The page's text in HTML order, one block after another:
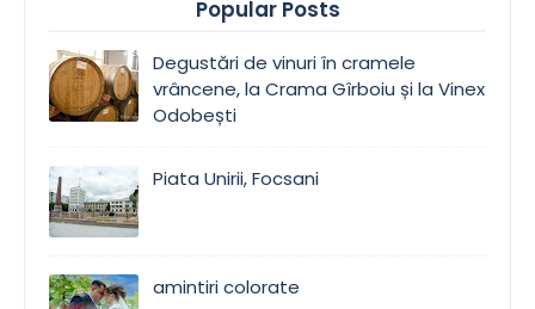
Popular Posts
Degustări de vinuri în cramele
vrâncene, la Crama Gîrboiu și la Vinex
Odobești
Piata Unirii, Focsani
amintiri colorate